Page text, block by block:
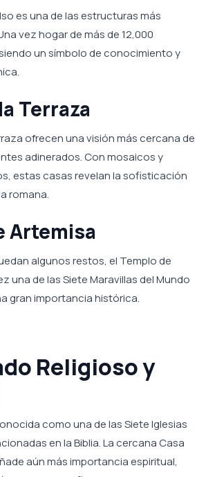
es una de las estructuras más
vez hogar de más de 12,000
un símbolo de conocimiento y
Terraza
ofrecen una visión más cercana de
adinerados. Con mosaicos y
estas casas revelan la sofisticación
romana.
Artemisa
algunos restos, el Templo de
una de las Siete Maravillas del Mundo
gran importancia histórica.
Religioso y
como una de las Siete Iglesias
en la Biblia. La cercana Casa
aún más importancia espiritual,